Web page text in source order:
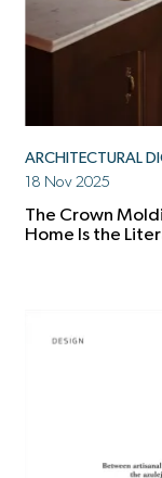
ARCHITECTURAL
18 Nov 2025
The Crown
Home Is the